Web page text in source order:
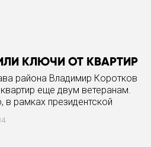
КЛЮЧИ ОТ КВАРТИР
района Владимир Коротков
еще двум ветеранам.
в рамках президентской
счастливыми обладателями